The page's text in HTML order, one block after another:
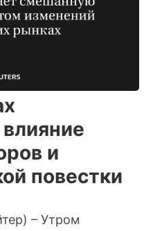
и
повестки
– Утром